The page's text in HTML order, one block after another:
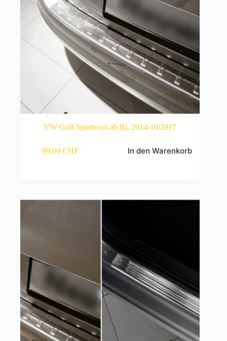
VW Golf Sportsvan ab Bj. 2014-10/2017
99,00 CHF In den Warenkorb